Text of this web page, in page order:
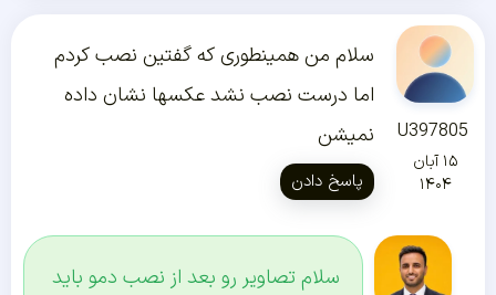
U397805
۱۵ آبان
۱۴۰۴
سلام من همینطوری که گفتین نصب کردم
اما درست نصب نشد عکسها نشان داده
نمیشن
پاسخ دادن
سلام تصاویر رو بعد از نصب دمو باید